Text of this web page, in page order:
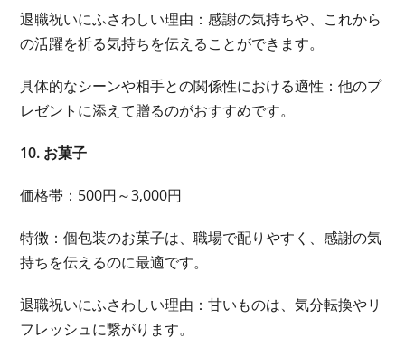
退職祝いにふさわしい理由：感謝の気持ちや、これから
の活躍を祈る気持ちを伝えることができます。
具体的なシーンや相手との関係性における適性：他のプ
レゼントに添えて贈るのがおすすめです。
10. お菓子
価格帯：500円～3,000円
特徴：個包装のお菓子は、職場で配りやすく、感謝の気
持ちを伝えるのに最適です。
退職祝いにふさわしい理由：甘いものは、気分転換やリ
フレッシュに繋がります。